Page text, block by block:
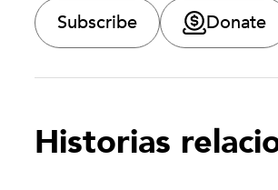
Subscribe Donate
Historias